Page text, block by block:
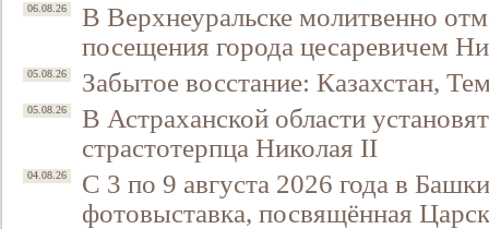
06.08.26
В Верхнеуральске молитвенно
посещения города цесаревичем
05.08.26 Забытое восстание: Казахстан,
05.08.26
В Астраханской области
страстотерпца Николая II
04.08.26
С 3 по 9 августа 2026 года в
фотовыставка, посвящённая